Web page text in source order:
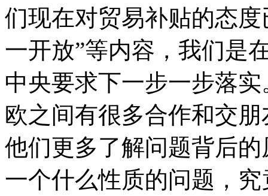
们现在对贸易补贴的态
一开放”等内容，我们是
中央要求下一步一步落
欧之间有很多合作和交
他们更多了解问题背后
一个什么性质的问题，